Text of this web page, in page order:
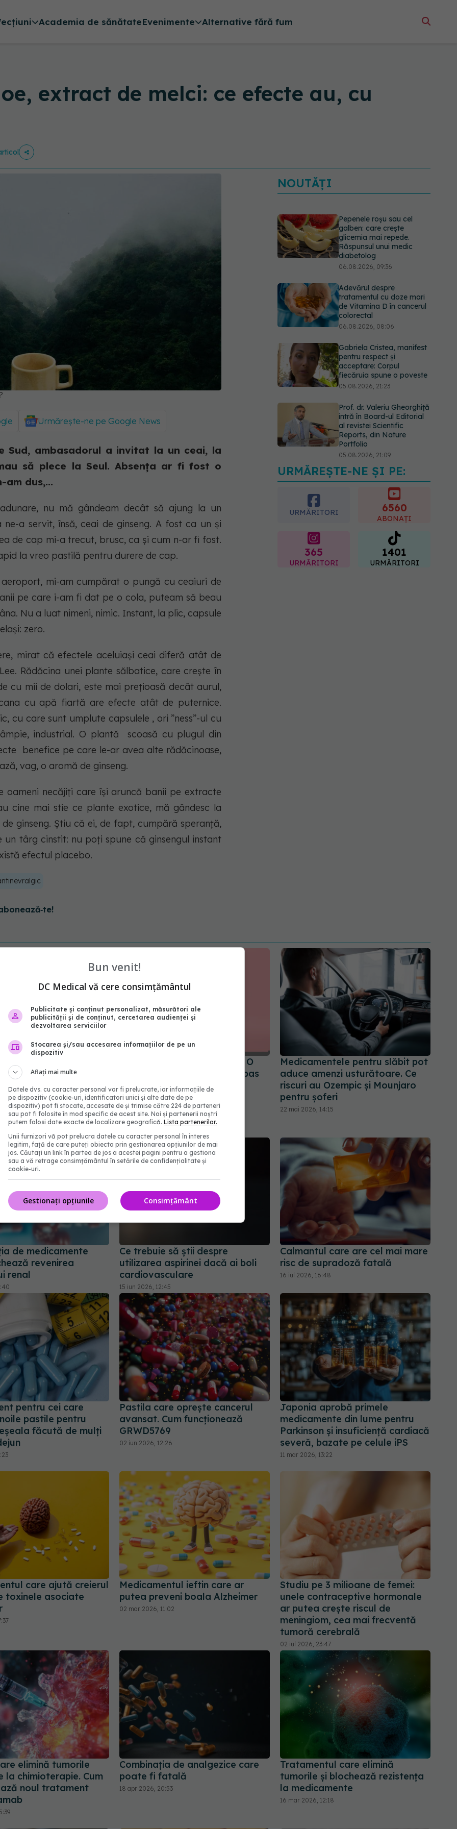
Academia de sănătateEvenimente Alternative fără fum
extract de melci: ce efecte au, cu
Urmărește-ne pe Google News
Sud, ambasadorul a invitat la un ceai, la
să plece la Seul. Absența ar fi fost o
dus,...
nu mă gândeam decât să ajung la un
a servit, însă, ceai de ginseng. A fost ca un și
de cap mi-a trecut, brusc, ca și cum n-ar fi fost.
la vreo pastilă pentru durere de cap.
mi-am cumpărat o pungă cu ceaiuri de
pe care i-am fi dat pe o cola, puteam să beau
Nu a luat nimeni, nimic. Instant, la plic, capsule
zero.
mirat că efectele aceluiași ceai diferă atât de
Rădăcina unei plante sălbatice, care crește în
cu mii de dolari, este mai prețioasă decât aurul,
cu apă fiartă are efecte atât de puternice.
cu care sunt umplute capsulele , ori ”ness”-ul cu
industrial. O plantă scoasă cu plugul din
benefice pe care le-ar avea alte rădăcinoase,
vag, o aromă de ginseng.
oameni necăjiți care își aruncă banii pe extracte
cine mai stie ce plante exotice, mă gândesc la
ginseng. Știu că ei, de fapt, cumpără speranță,
târg cinstit: nu poți spune că ginsengul instant
efectul placebo.
NOUTĂȚI
Pepenele roșu sau cel
galben: care crește
glicemia mai repede.
Răspunsul unui medic
diabetolog
06.08.2026, 09:36
Adevărul despre
tratamentul cu doze mari
de Vitamina D în cancerul
colorectal
06.08.2026, 08:06
Gabriela Cristea, manifest
pentru respect și
acceptare: Corpul
fiecăruia spune o poveste
05.08.2026, 21:23
Prof. dr. Valeriu Gheorghiță
intră în Board-ul Editorial
al revistei Scientific
Reports, din Nature
Portfolio
05.08.2026, 21:09
EXCLUSIV Tratamentul
modern al cancerelor
ginecologice. Dr. Sorin
Bogdan (SANADOR), la
DC Medical și DC News
URMĂREȘTE-NE ȘI PE:
URMĂRITORI 6560
ABONAȚI
365
URMĂRITORI
1401
URMĂRITORI
prima pastilă
colesterolul rău cu
Ce se întâmplă cu
Varice tratate fără durere? O
nouă tehnologie este la un pas
de aprobarea FDA
13 mai 2026, 22:53
Medicamentele pentru slăbit pot
aduce amenzi usturătoare. Ce
riscuri au Ozempic și Mounjaro
pentru șoferi
22 mai 2026, 14:15
de medicamente
revenirea
renal
Ce trebuie să știi despre
utilizarea aspirinei dacă ai boli
cardiovasculare
15 iun 2026, 12:45
Calmantul care are cel mai mare
risc de supradoză fatală
16 iul 2026, 16:48
pentru cei care
pastile pentru
făcută de mulți
Pastila care oprește cancerul
avansat. Cum funcționează
GRWD5769
02 iun 2026, 12:26
Japonia aprobă primele
medicamente din lume pentru
Parkinson și insuficiență cardiacă
severă, bazate pe celule iPS
11 mar 2026, 13:22
care ajută creierul
toxinele asociate
Medicamentul ieftin care ar
putea preveni boala Alzheimer
02 mar 2026, 11:02
Studiu pe 3 milioane de femei:
unele contraceptive hormonale
ar putea crește riscul de
meningiom, cea mai frecventă
tumoră cerebrală
02 iul 2026, 23:47
elimină tumorile
la chimioterapie. Cum
noul tratament
Combinația de analgezice care
poate fi fatală
18 apr 2026, 20:53
Tratamentul care elimină
tumorile și blochează rezistența
la medicamente
16 mar 2026, 12:18
Bun venit!
DC Medical vă cere consimțământul
Publicitate și conținut personalizat, măsurători ale
publicității și de conținut, cercetarea audienței și
dezvoltarea serviciilor
Stocarea și/sau accesarea informațiilor de pe un
dispozitiv
Aflați mai multe
Datele dvs. cu caracter personal vor fi prelucrate, iar informațiile de
pe dispozitiv (cookie-uri, identificatori unici și alte date de pe
dispozitiv) pot fi stocate, accesate de și trimise către 224 de parteneri
sau pot fi folosite în mod specific de acest site. Noi și partenerii noștri
putem folosi date exacte de localizare geografică. Lista partenerilor.
Unii furnizori vă pot prelucra datele cu caracter personal în interes
legitim, față de care puteți obiecta prin gestionarea opțiunilor de mai
jos. Căutați un link în partea de jos a acestei pagini pentru a gestiona
sau a vă retrage consimțământul în setările de confidențialitate și
cookie-uri.
Consimțământ
Gestionați opțiunile